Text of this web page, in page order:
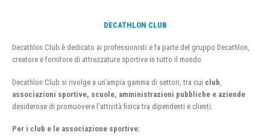
DECATHLON CLUB
Decathlon Club è dedicato ai professionisti e fa parte del gruppo Decathlon,
creatore e fornitore di attrezzature sportive in tutto il mondo.
Decathlon Club si rivolge a un’ampia gamma di settori, tra cui club
associazioni sportive, scuole, amministrazioni pubbliche e aziende
desiderose di promuovere l’attività fisica tra dipendenti e clienti.
Per i club e le associazione sportive: